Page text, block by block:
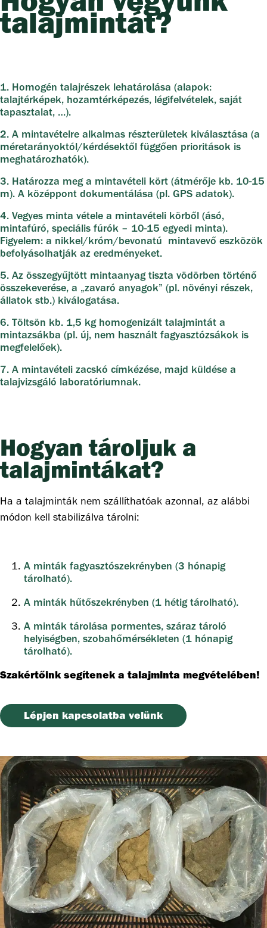
talajmintát?
1. Homogén talajrészek lehatárolása (alapok:
talajtérképek, hozamtérképezés, légifelvételek, saját
tapasztalat, …).
2. A mintavételre alkalmas részterületek kiválasztása (a
méretarányoktól/kérdésektől függően prioritások is
meghatározhatók).
3. Határozza meg a mintavételi kört (átmérője kb. 10-15
m). A középpont dokumentálása (pl. GPS adatok).
4. Vegyes minta vétele a mintavételi körből (ásó,
mintafúró, speciális fúrók – 10-15 egyedi minta).
Figyelem: a nikkel/króm/bevonatú mintavevő eszközök
befolyásolhatják az eredményeket.
5. Az összegyűjtött mintaanyag tiszta vödörben történő
összekeverése, a „zavaró anyagok” (pl. növényi részek,
állatok stb.) kiválogatása.
6. Töltsön kb. 1,5 kg homogenizált talajmintát a
mintazsákba (pl. új, nem használt fagyasztózsákok is
megfelelőek).
7. A mintavételi zacskó címkézése, majd küldése a
talajvizsgáló laboratóriumnak.
Hogyan tároljuk a
talajmintákat?
Ha a talajminták nem szállíthatóak azonnal, az alábbi
módon kell stabilizálva tárolni:
A minták fagyasztószekrényben (3 hónapig
tárolható).
A minták hűtőszekrényben (1 hétig tárolható).
A minták tárolása pormentes, száraz tároló
helyiségben, szobahőmérsékleten (1 hónapig
tárolható).
Szakértőink segítenek a talajminta megvételében!
Lépjen kapcsolatba velünk